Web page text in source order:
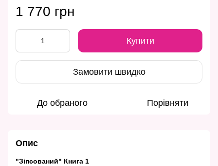
1 770 грн
Купити
Замовити швидко
До обраного Порівняти
Опис
"Зіпсований" Книга 1